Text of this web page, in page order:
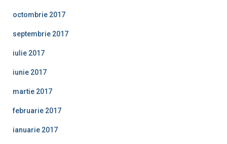
octombrie 2017
septembrie 2017
iulie 2017
iunie 2017
martie 2017
februarie 2017
ianuarie 2017